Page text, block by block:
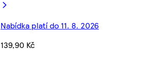
Nabídka platí do 11. 8. 2026
139,90 Kč